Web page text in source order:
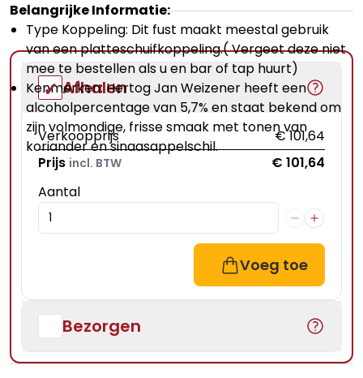
Belangrijke Informatie:
Type Koppeling: Dit fust maakt meestal gebruik
van eenplatteschuifkoppeling.( Vergeet deze niet
mee te bestellen als u en bar of tap huurt)
Kenmerken: Hertog Jan Weizener heeft een
alcoholpercentage van 5,7% en staat bekend om
zijn volmondige, frisse smaak met tonen van
koriander en sinaasappelschil.
Afhalen
Verkoopprijs
€ 101,64
Prijs incl. BTW
€ 101,64
Aantal
Voeg toe
Bezorgen